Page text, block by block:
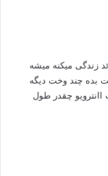
زندگی میکنه میشه
بده چند وخت دیگه
اانترویو چقدر طول